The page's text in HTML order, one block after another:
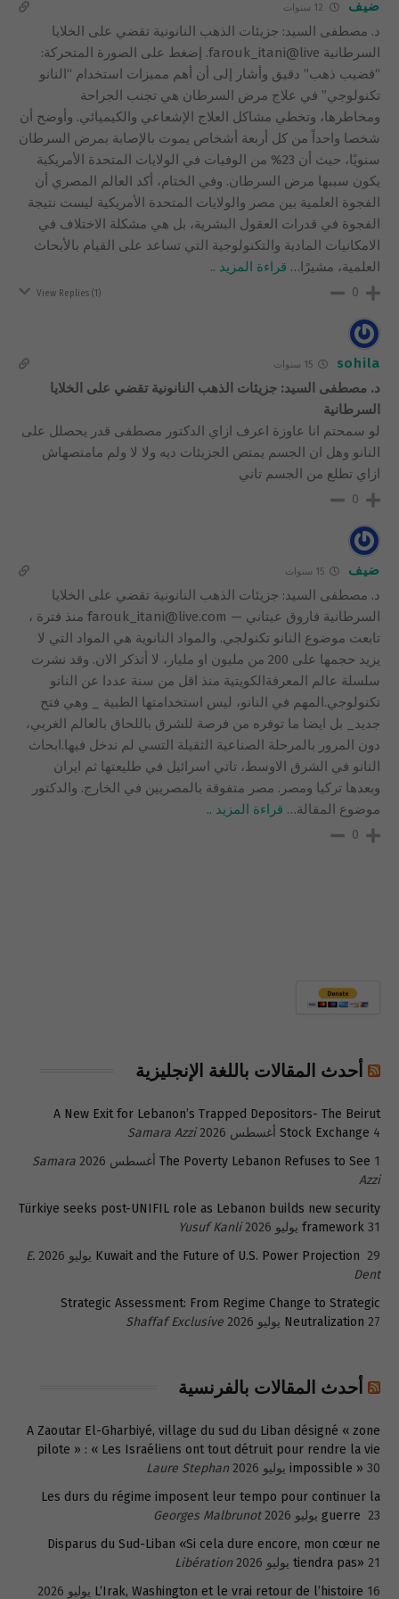
ضيف
د. مصطفى السيد: جزيئات الذهب النانونية تقضي على الخلايا
السرطانية farouk_itani@live. إضغط على الصورة المتحركة:
“قضيب ذهب” دقيق وأشار إلى أن أهم مميزات استخدام “النانو
تكنولوجي” في علاج مرض السرطان هي تجنب الجراحة
ومخاطرها، وتخطي مشاكل العلاج الإشعاعي والكيميائي. وأوضح أن
شخصا واحداً من كل أربعة أشخاص يموت بالإصابة بمرض السرطان
سنويًا، حيث أن 23% من الوفيات في الولايات المتحدة الأمريكية
يكون سببها مرض السرطان. وفي الختام، أكد العالم المصري أن
الفجوة العلمية بين مصر والولايات المتحدة الأمريكية ليست نتيجة
الفجوة في قدرات العقول البشرية، بل هي مشكلة الاختلاف في
الامكانيات المادية والتكنولوجية التي تساعد على القيام بالأبحاث
العلمية، مشيرًا… قراءة المزيد ..
0
View Replies (1)
sohila 15 سنوات
د. مصطفى السيد: جزيئات الذهب النانونية تقضي على الخلايا
السرطانية
لو سمحتم انا عاوزة اعرف ازاي الدكتور مصطفى قدر يحصلل على
النانو وهل ان الجسم يمتص الجزيئات ديه ولا لا ولم مامتصهاش
ازاي تطلع من الجسم تاني
0
ضيف 15 سنوات
د. مصطفى السيد: جزيئات الذهب النانونية تقضي على الخلايا
السرطانية فاروق عيتاني — farouk_itani@live.com منذ فترة ،
تابعت موضوع النانو تكنولجي. والمواد النانوية هي المواد التي لا
يزيد حجمها على 200 من مليون او مليار، لا أتذكر الان. وقد نشرت
سلسلة عالم المعرفةالكويتية منذ اقل من سنة عددا عن النانو
تكنولوجي.المهم في النانو، ليس استخدامتها الطبية _ وهي فتح
جديد_ بل ايضا ما توفره من فرصة للشرق باللحاق بالعالم الغربي،
دون المرور بالمرحلة الصناعية الثقيلة التسي لم ندخل فيها.ابحاث
النانو في الشرق الاوسط، تاتي اسرائيل في طليعتها ثم ايران
وبعدها تركيا ومصر. مصر متفوقة بالمصريين في الخارج. والدكتور
موضوع المقالة… قراءة المزيد ..
0
أحدث المقالات باللغة الإنجليزية
A New Exit for Lebanon’s Trapped Depositors- The Beirut
Stock Exchange 4 أغسطس 2026
Samara Azzi
The Poverty Lebanon Refuses to See 1 أغسطس 2026
Samara
Azzi
Türkiye seeks post-UNIFIL role as Lebanon builds new security
framework 31 يوليو 2026
Yusuf Kanli
Kuwait and the Future of U.S. Power Projection 29 يوليو 2026
E.
Dent
Strategic Assessment: From Regime Change to Strategic
Neutralization 27 يوليو 2026 Shaffaf Exclusive
أحدث المقالات بالفرنسية
A Zaoutar El-Gharbiyé, village du sud du Liban désigné « zone
pilote » : « Les Israéliens ont tout détruit pour rendre la vie
impossible » 30 يوليو 2026
Laure Stephan
Les durs du régime imposent leur tempo pour continuer la
guerre 23 يوليو 2026
Georges Malbrunot
Disparus du Sud-Liban «Si cela dure encore, mon cœur ne
tiendra pas» 21 يوليو 2026
Libération
L’Irak, Washington et le vrai retour de l’histoire 16 يوليو 2026